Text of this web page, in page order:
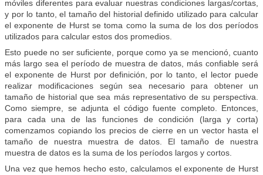
móviles diferentes para evaluar nuestras condiciones largas/cortas,
y por lo tanto, el tamaño del historial definido utilizado para calcular
el exponente de Hurst se toma como la suma de los dos períodos
utilizados para calcular estos dos promedios.
Esto puede no ser suficiente, porque como ya se mencionó, cuanto
más largo sea el período de muestra de datos, más confiable será
el exponente de Hurst por definición, por lo tanto, el lector puede
realizar modificaciones según sea necesario para obtener un
tamaño de historial que sea más representativo de su perspectiva.
Como siempre, se adjunta el código fuente completo. Entonces,
para cada una de las funciones de condición (larga y corta)
comenzamos copiando los precios de cierre en un vector hasta el
tamaño de nuestra muestra de datos. El tamaño de nuestra
muestra de datos es la suma de los períodos largos y cortos.
Una vez que hemos hecho esto, calculamos el exponente de Hurst